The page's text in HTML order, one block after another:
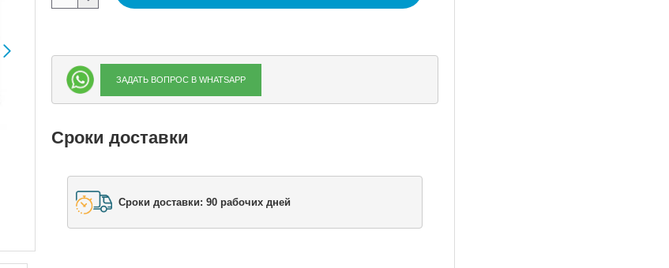
ЗАДАТЬ ВОПРОС В WHATSAPP
Сроки доставки
Сроки доставки: 90 рабочих дней